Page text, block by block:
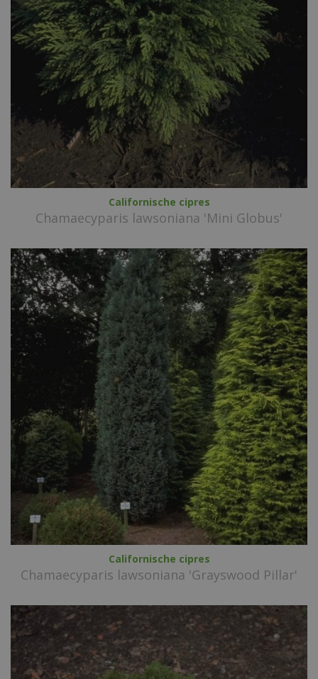
Californische cipres
Chamaecyparis lawsoniana 'Mini Globus'
Californische cipres
Chamaecyparis lawsoniana 'Grayswood Pillar'